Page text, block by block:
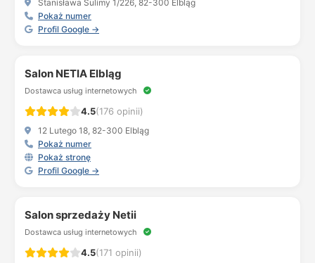
Stanisława Sulimy 1/226, 82-300 Elbląg
Pokaż numer
Profil Google →
Salon NETIA Elbląg
Dostawca usług internetowych
4.5(176 opinii)
12 Lutego 18, 82-300 Elbląg
Pokaż numer
Pokaż stronę
Profil Google →
Salon sprzedaży Netii
Dostawca usług internetowych
4.5(171 opinii)